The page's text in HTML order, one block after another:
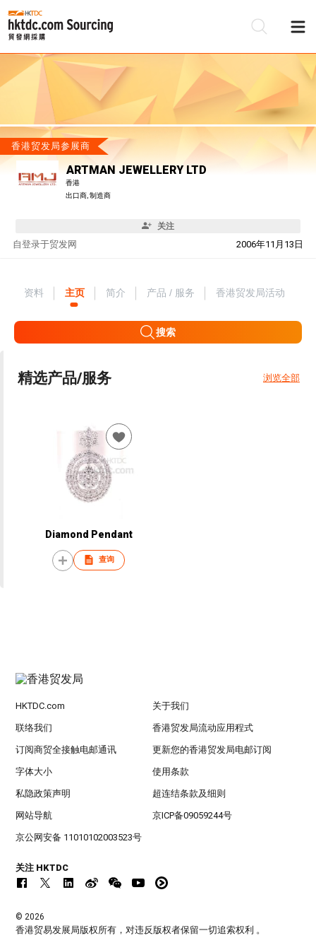
香港贸发局参展商
ARTMAN JEWELLERY LTD
香港
出口商, 制造商
关注
自 2006年11月13日
登录于贸发网
资料 主页 简介 产品 / 服务 香港贸发局活动
搜索
精选产品/服务 浏览全部
Diamond Pendant
查询
HKTDC.com 关于我们
联络我们 香港贸发局流动应用程式
订阅商贸全接触电邮通讯 更新您的香港贸发局电邮订阅
字体大小 使用条款
私隐政策声明 超连结条款及细则
网站导航 京ICP备09059244号
京公网安备 11010102003523号
关注 HKTDC
© 2026
香港贸易发展局版权所有，对违反版权者保留一切追索权利 。